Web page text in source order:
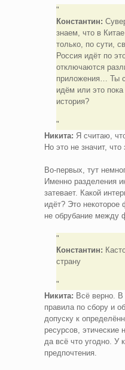
Константин:
знаем, что в
только, по сути,
Россия идёт по
отключаются
приложения… Ты
идём или это пока
история?
Никита: Я считаю,
Но это не значит, что
Во-первых, тут
Именно разделения
затевает. Какой
идёт? Это некоторое
не обрубание между
Константин:
страну
Никита: Всё верно. В
правила по сбору и
допуску к
ресурсов, этические
да всё что угодно. У
предпочтения.